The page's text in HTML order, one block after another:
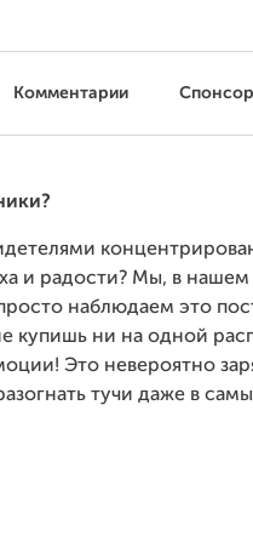
Комментарии
и радости? Мы, в
наблюдаем это
купишь ни на одной
Это невероятно
тучи даже в